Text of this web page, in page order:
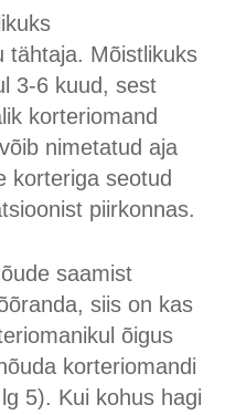
tähtaja. Mõistlikuks
3-6 kuud, sest
korteriomand
nimetatud aja
korteriga seotud
piirkonnas.
saamist
siis on kas
õigus
korteriomandi
5). Kui kohus hagi